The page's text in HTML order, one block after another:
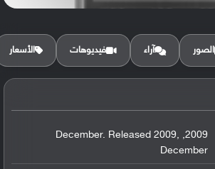
الصور آراء فيديوهات الأسعار
2009, December. Released 2009,
December